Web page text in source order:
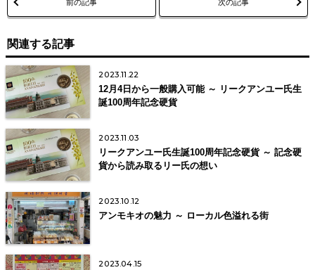
前の記事 次の記事
関連する記事
2023.11.22
12月4日から一般購入可能 ～ リークアンユー氏生
誕100周年記念硬貨
2023.11.03
リークアンユー氏生誕100周年記念硬貨 ～ 記念硬
貨から読み取るリー氏の想い
2023.10.12
アンモキオの魅力 ～ ローカル色溢れる街
2023.04.15